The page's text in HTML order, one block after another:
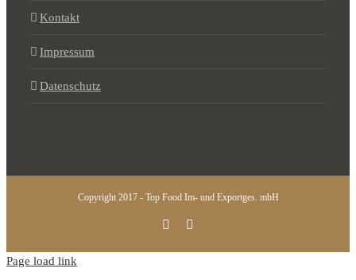
Kontakt
Impressum
Datenschutz
Copyright 2017 - Top Food Im- und Exportges. mbH
Instagram
Page load link